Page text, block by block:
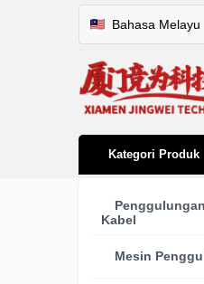
Bahasa Melayu
Kategori Produk
Kabel
Mesin